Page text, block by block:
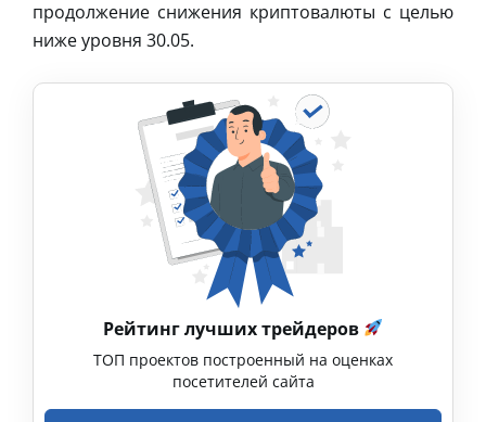
продолжение снижения криптовалюты с целью
ниже уровня 30.05.
Рейтинг лучших трейдеров
ТОП проектов построенный на оценках
посетителей сайта